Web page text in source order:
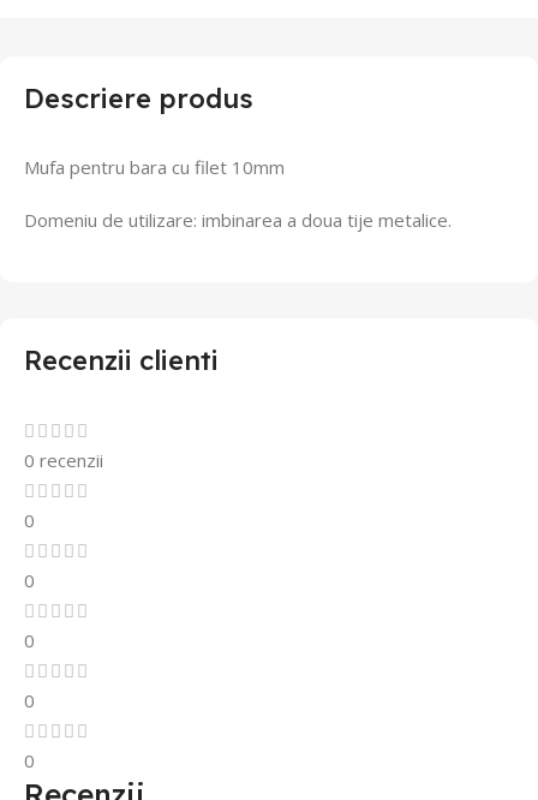
Descriere produs
Mufa pentru bara cu filet 10mm
Domeniu de utilizare: imbinarea a doua tije metalice.
Recenzii clienti
0 recenzii
0
0
0
0
0